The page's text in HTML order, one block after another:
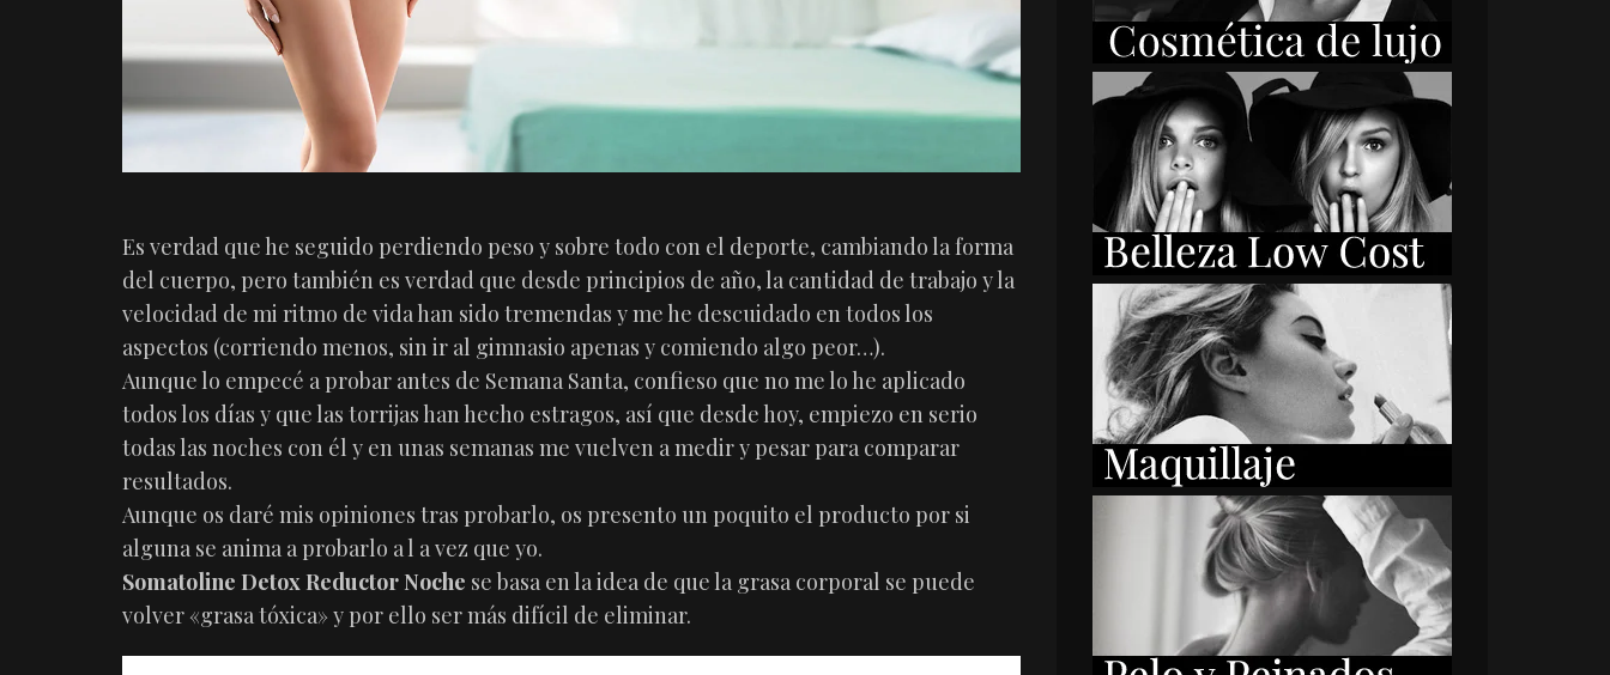
Es verdad que he seguido perdiendo peso y sobre todo con el deporte, cambiando la forma
del cuerpo, pero también es verdad que desde principios de año, la cantidad de trabajo y la
velocidad de mi ritmo de vida han sido tremendas y me he descuidado en todos los
aspectos (corriendo menos, sin ir al gimnasio apenas y comiendo algo peor…).
Aunque lo empecé a probar antes de Semana Santa, confieso que no me lo he aplicado
todos los días y que las torrijas han hecho estragos, así que desde hoy, empiezo en serio
todas las noches con él y en unas semanas me vuelven a medir y pesar para comparar
resultados.
Aunque os daré mis opiniones tras probarlo, os presento un poquito el producto por si
alguna se anima a probarlo a l a vez que yo.
Somatoline Detox Reductor Noche se basa en la idea de que la grasa corporal se puede
volver «grasa tóxica» y por ello ser más difícil de eliminar.